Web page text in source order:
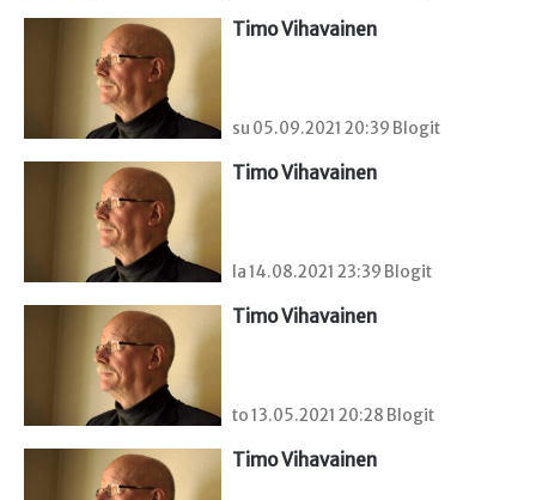
Timo Vihavainen
su 05.09.2021 20:39 Blogit
Timo Vihavainen
la 14.08.2021 23:39 Blogit
Timo Vihavainen
to 13.05.2021 20:28 Blogit
Timo Vihavainen